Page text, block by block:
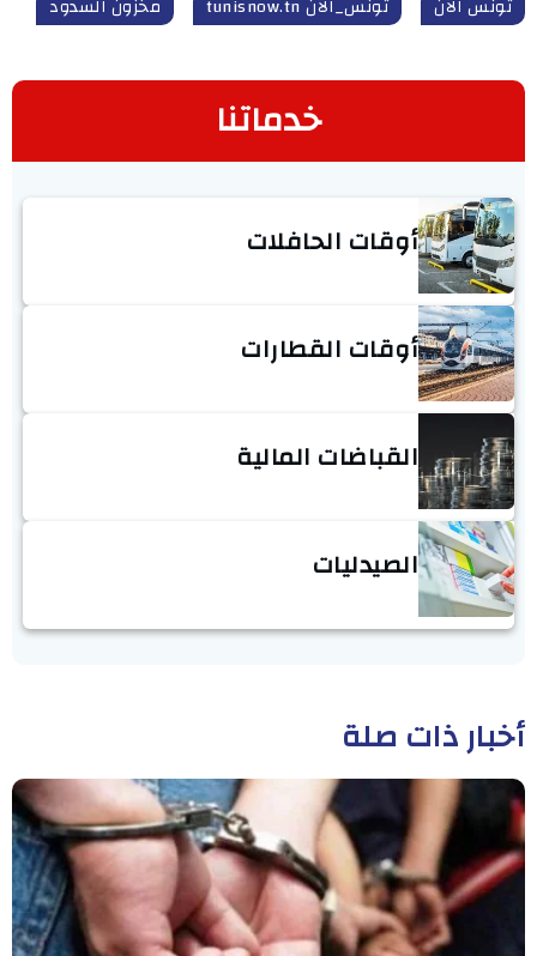
تونس الآن تونس_الآن tunisnow.tn مخزون السدود
خدماتنا
أوقات الحافلات
أوقات القطارات
القباضات المالية
الصيدليات
أخبار ذات صلة